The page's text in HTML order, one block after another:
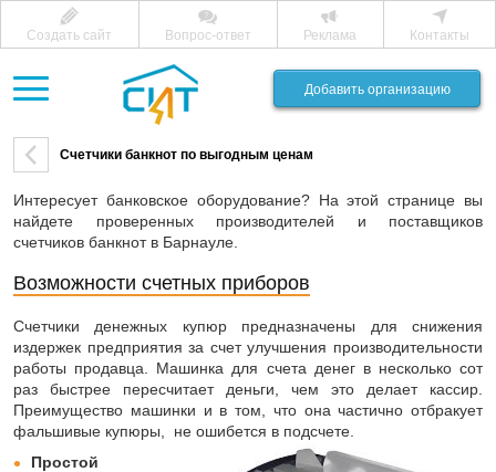
Создать сайт Вопрос-ответ Реклама Контакты
Добавить организацию
Счетчики банкнот по выгодным ценам
Интересует банковское оборудование? На этой странице вы
найдете проверенных производителей и поставщиков
счетчиков банкнот в Барнауле.
Возможности счетных приборов
Счетчики денежных купюр предназначены для снижения
издержек предприятия за счет улучшения производительности
работы продавца. Машинка для счета денег в несколько сот
раз быстрее пересчитает деньги, чем это делает кассир.
Преимущество машинки и в том, что она частично отбракует
фальшивые купюры, не ошибется в подсчете.
Простой